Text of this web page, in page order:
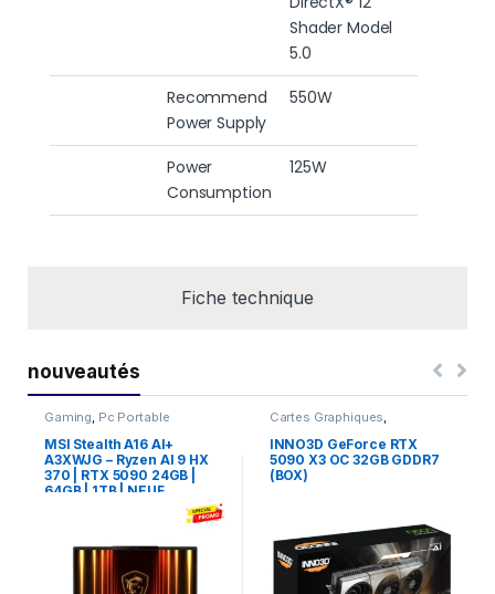
Fiche technique
Shader Model
5.0
Recommend
Power Supply
550W
Power
Consumption
125W
nouveautés
Gaming Pc Portable
MSI Stealth A16 AI+
A3XWJG – Ryzen AI 9 HX
370 | RTX 5090 24GB |
64GB | 1TB | NEUF
Cartes Graphiques
Composants Gaming
INNO3D GeForce RTX
5090 X3 OC 32GB GDDR7
(BOX)